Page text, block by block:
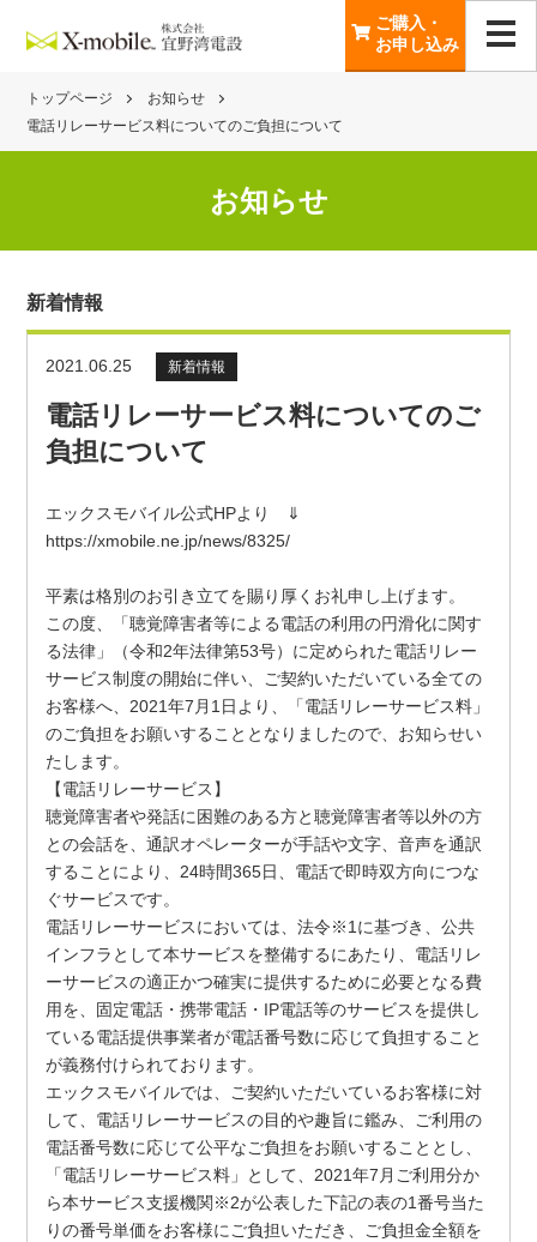
ご購入・
お申し込み
トップページ
お知らせ
電話リレーサービス料についてのご負担について
お知らせ
新着情報
2021.06.25 新着情報
電話リレーサービス料についてのご
負担について
エックスモバイル公式HPより ⇓
https://xmobile.ne.jp/news/8325/
平素は格別のお引き立てを賜り厚くお礼申し上げます。
この度、「聴覚障害者等による電話の利用の円滑化に関す
る法律」（令和2年法律第53号）に定められた電話リレー
サービス制度の開始に伴い、ご契約いただいている全ての
お客様へ、2021年7月1日より、「電話リレーサービス料」
のご負担をお願いすることとなりましたので、お知らせい
たします。
【電話リレーサービス】
聴覚障害者や発話に困難のある方と聴覚障害者等以外の方
との会話を、通訳オペレーターが手話や文字、音声を通訳
することにより、24時間365日、電話で即時双方向につな
ぐサービスです。
電話リレーサービスにおいては、法令※1に基づき、公共
インフラとして本サービスを整備するにあたり、電話リレ
ーサービスの適正かつ確実に提供するために必要となる費
用を、固定電話・携帯電話・IP電話等のサービスを提供し
ている電話提供事業者が電話番号数に応じて負担すること
が義務付けられております。
エックスモバイルでは、ご契約いただいているお客様に対
して、電話リレーサービスの目的や趣旨に鑑み、ご利用の
電話番号数に応じて公平なご負担をお願いすることとし、
「電話リレーサービス料」として、2021年7月ご利用分か
ら本サービス支援機関※2が公表した下記の表の1番号当た
りの番号単価をお客様にご負担いただき、ご負担金全額を